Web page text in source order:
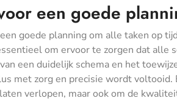
een goede
goede planning om alle taken op
om ervoor te zorgen dat alle
een duidelijk schema en het
met zorg en precisie wordt
verlopen, maar ook om de